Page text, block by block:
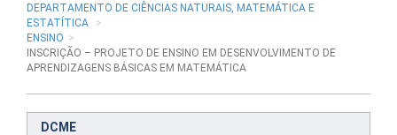
DEPARTAMENTO DE CIÊNCIAS NATURAIS, MATEMÁTICA E
ESTATÍTICA
ENSINO
INSCRIÇÃO – PROJETO DE ENSINO EM DESENVOLVIMENTO DE
APRENDIZAGENS BÁSICAS EM MATEMÁTICA
DCME